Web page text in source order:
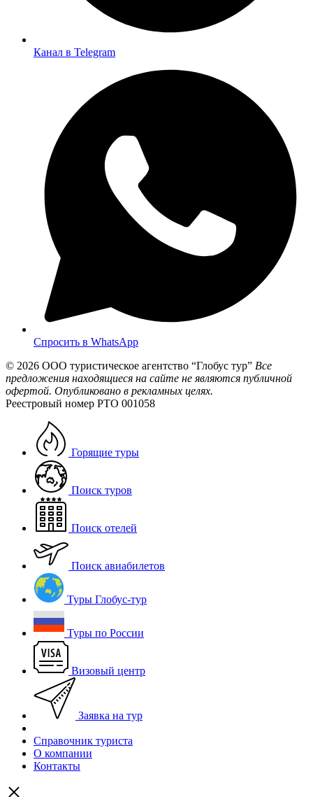
Канал в Telegram
Спросить в WhatsApp
© 2026 ООО туристическое агентство “Глобус тур” Все
предложения находящиеся на сайте не являются публичной
офертой. Опубликовано в рекламных целях.
Реестровый номер РТО 001058
Горящие туры
Поиск туров
Поиск отелей
Поиск авиабилетов
Туры Глобус-тур
Туры по России
Визовый центр
Заявка на тур
Справочник туриста
О компании
Контакты